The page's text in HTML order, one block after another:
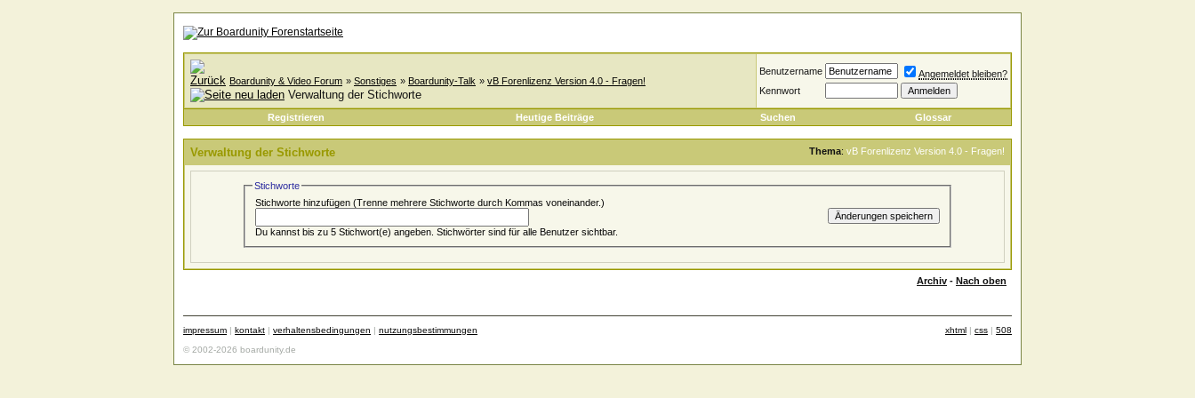
Boardunity & Video Forum » Sonstiges » Boardunity-Talk » vB Forenlizenz Version 4.0 - Fragen!
Verwaltung der Stichworte
Benutzername
Angemeldet bleiben?
Kennwort
Registrieren Heutige Beiträge Suchen Glossar
Thema: vB Forenlizenz Version 4.0 - Fragen!
Verwaltung der Stichworte
Stichworte
Stichworte hinzufügen(Trenne mehrere Stichworte durch Kommas voneinander.)
Du kannst bis zu 5 Stichwort(e) angeben. Stichwörter sind für alle Benutzer sichtbar.
Archiv - Nach oben
impressum | kontakt | verhaltensbedingungen | nutzungsbestimmungen xhtml | css | 508
© 2002-2026 boardunity.de